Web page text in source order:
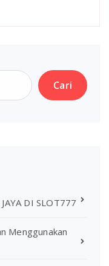
Cari
DI SLOT777
Menggunakan